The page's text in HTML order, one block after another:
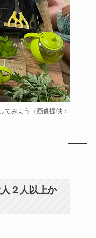
てみよう（画像提供：
２人以上か